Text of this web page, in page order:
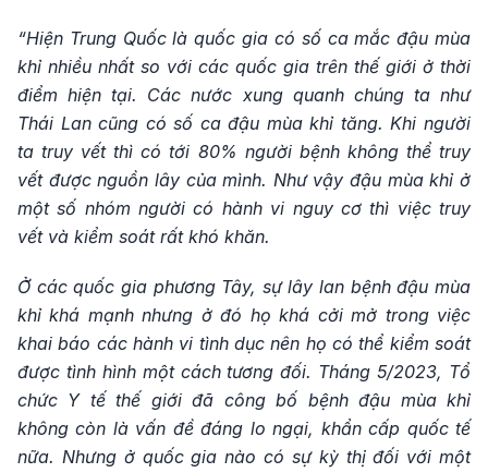
“Hiện Trung Quốc là quốc gia có số ca mắc đậu mùa
khỉ nhiều nhất so với các quốc gia trên thế giới ở thời
điểm hiện tại. Các nước xung quanh chúng ta như
Thái Lan cũng có số ca đậu mùa khỉ tăng. Khi người
ta truy vết thì có tới 80% người bệnh không thể truy
vết được nguồn lây của mình. Như vậy đậu mùa khỉ ở
một số nhóm người có hành vi nguy cơ thì việc truy
vết và kiểm soát rất khó khăn.
Ở các quốc gia phương Tây, sự lây lan bệnh đậu mùa
khỉ khá mạnh nhưng ở đó họ khá cởi mở trong việc
khai báo các hành vi tình dục nên họ có thể kiểm soát
được tình hình một cách tương đối. Tháng 5/2023, Tổ
chức Y tế thế giới đã công bố bệnh đậu mùa khỉ
không còn là vấn đề đáng lo ngại, khẩn cấp quốc tế
nữa. Nhưng ở quốc gia nào có sự kỳ thị đối với một